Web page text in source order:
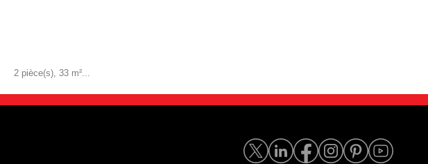
2 pièce(s), 33 m²...